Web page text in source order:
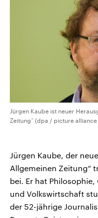
Jürgen Kaube ist neuer
Zeitung“ (dpa / picture
Jürgen Kaube, der
Allgemeinen Zeitung“
bei. Er hat
und Volkswirtschaft
der 52-jährige